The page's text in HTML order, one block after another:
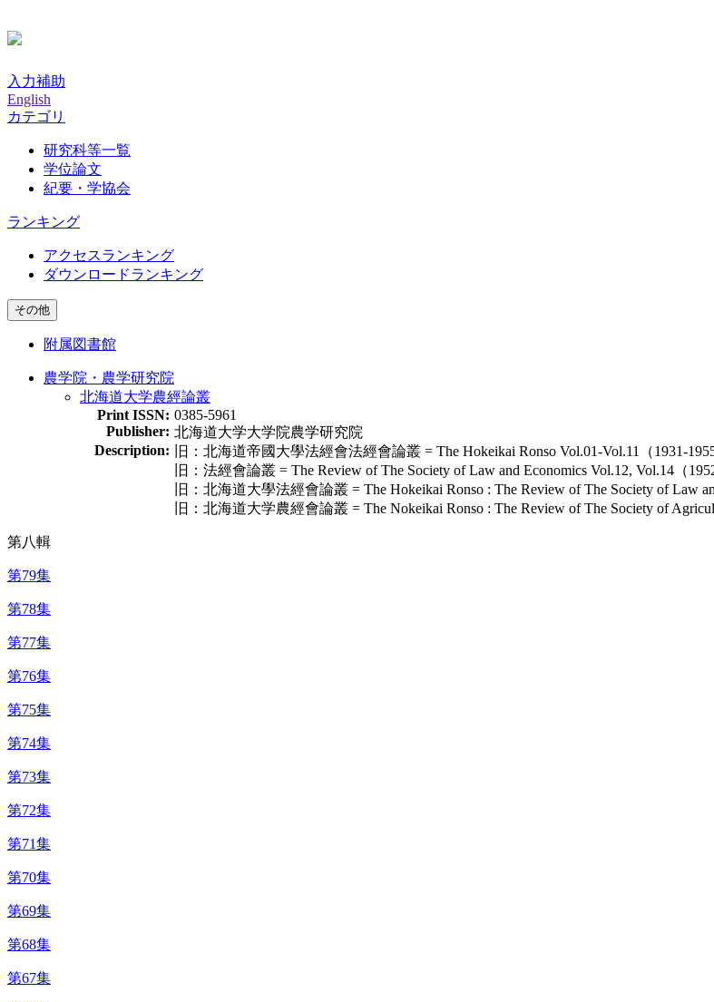
入力補助
English
カテゴリ
研究科等一覧
学位論文
紀要・学協会
ランキング
アクセスランキング
ダウンロードランキング
その他
附属図書館
農学院・農学研究院
北海道大学農經論叢
Print ISSN: 0385-5961
Publisher: 北海道大学大学院農学研究院
Description:
旧：北海道帝國大學法經會法經會論叢 = The Hokeikai Ronso Vol.01-Vol.11（1931-1955
旧：法經會論叢 = The Review of The Society of Law and Economics Vol.12, Vol.14（
旧：北海道大學法經會論叢 = The Hokeikai Ronso : The Review of The Society of Law
旧：北海道大学農經會論叢 = The Nokeikai Ronso : The Review of The Society of
第八輯
第79集
第78集
第77集
第76集
第75集
第74集
第73集
第72集
第71集
第70集
第69集
第68集
第67集